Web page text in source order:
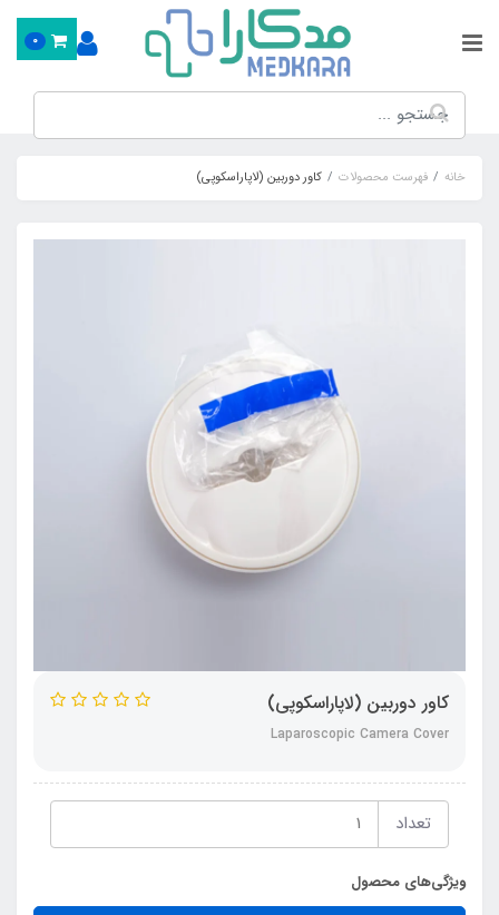
0
خانه فهرست محصولات کاور دوربین (لاپاراسکوپی)
کاور دوربین (لاپاراسکوپی)
Laparoscopic Camera Cover
تعداد
ویژگی‌های محصول